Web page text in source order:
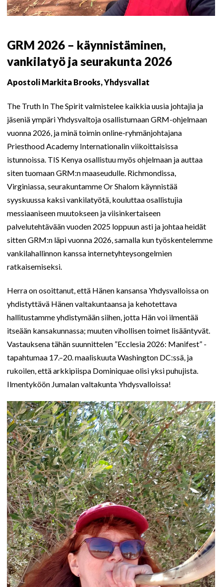
GRM 2026 – käynnistäminen,
vankilatyö ja seurakunta 2026
Apostoli Markita Brooks, Yhdysvallat
The Truth In The Spirit valmistelee kaikkia uusia johtajia ja
jäseniä ympäri Yhdysvaltoja osallistumaan GRM-ohjelmaan
vuonna 2026, ja minä toimin online-ryhmänjohtajana
Priesthood Academy Internationalin viikoittaisissa
istunnoissa. TIS Kenya osallistuu myös ohjelmaan ja auttaa
siten tuomaan GRM:n maaseudulle. Richmondissa,
Virginiassa, seurakuntamme Or Shalom käynnistää
syyskuussa kaksi vankilatyötä, kouluttaa osallistujia
messiaaniseen muutokseen ja viisinkertaiseen
palvelutehtävään vuoden 2025 loppuun asti ja johtaa heidät
sitten GRM:n läpi vuonna 2026, samalla kun työskentelemme
vankilahallinnon kanssa internetyhteysongelmien
ratkaisemiseksi.
Herra on osoittanut, että Hänen kansansa Yhdysvalloissa on
yhdistyttävä Hänen valtakuntaansa ja kehotettava
hallitustamme yhdistymään siihen, jotta Hän voi ilmentää
itseään kansakunnassa; muuten vihollisen toimet lisääntyvät.
Vastauksena tähän suunnittelen ”Ecclesia 2026: Manifest” -
tapahtumaa 17.–20. maaliskuuta Washington DC:ssä, ja
rukoilen, että arkkipiispa Dominiquae olisi yksi puhujista.
Ilmentyköön Jumalan valtakunta Yhdysvalloissa!